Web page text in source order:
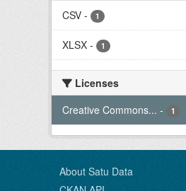
CSV - 1
XLSX - 1
Licenses
Creative Commons... - 1
About Satu Data